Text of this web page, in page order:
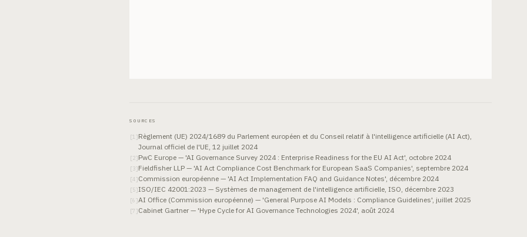
SOURCES
[1 ]Règlement (UE) 2024/1689 du Parlement européen et du Conseil relatif à l'intelligence artificielle (AI Act),
Journal officiel de l'UE, 12 juillet 2024
[2]PwC Europe — 'AI Governance Survey 2024 : Enterprise Readiness for the EU AI Act', octobre 2024
[ 3]Fieldfisher LLP — 'AI Act Compliance Cost Benchmark for European SaaS Companies', septembre 2024
[4 ]Commission européenne — 'AI Act Implementation FAQ and Guidance Notes', décembre 2024
[5]ISO/IEC 42001:2023 — Systèmes de management de l'intelligence artificielle, ISO, décembre 2023
[6 ]AI Office (Commission européenne) — 'General Purpose AI Models : Compliance Guidelines', juillet 2025
[7 ]Cabinet Gartner — 'Hype Cycle for AI Governance Technologies 2024', août 2024